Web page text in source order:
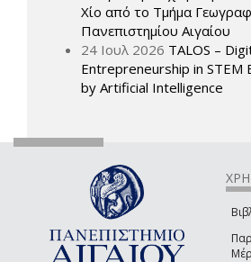
Χίο από το Τμήμα
Πανεπιστημίου Αιγαίου
24 Ιουλ 2026 TALOS –
Entrepreneurship in STEM
by Artificial Intelligence